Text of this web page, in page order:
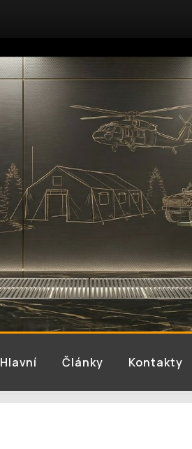
Hlavní Články Kontakty